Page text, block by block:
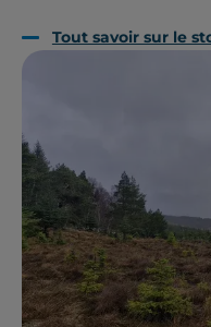
Tout savoir sur le